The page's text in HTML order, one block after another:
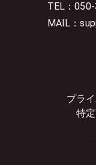
TEL：
MAIL：
プラ
特